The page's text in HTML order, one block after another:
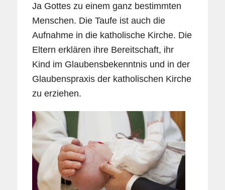
Ja Gottes zu einem ganz bestimmten
Menschen. Die Taufe ist auch die
Aufnahme in die katholische Kirche. Die
Eltern erklären ihre Bereitschaft, ihr
Kind im Glaubensbekenntnis und in der
Glaubenspraxis der katholischen Kirche
zu erziehen.